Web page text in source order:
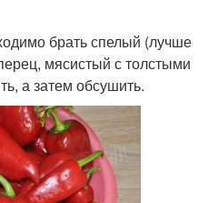
брать спелый (лучше
мясистый с толстыми
а затем обсушить.